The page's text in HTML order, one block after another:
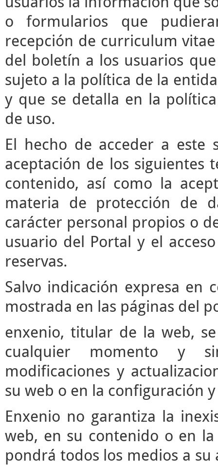
o formularios que
recepción de curriculum
del boletín a los usuarios
sujeto a la política de la
y que se detalla en la
de uso.
El hecho de acceder a
aceptación de los siguientes
contenido, así como la
materia de protección de
carácter personal propios o
usuario del Portal y el
reservas.
Salvo indicación expresa en
mostrada en las páginas del
enxenio, titular de la web,
cualquier momento y
modificaciones y
su web o en la configuración
Enxenio no garantiza la
web, en su contenido o en
pondrá todos los medios a